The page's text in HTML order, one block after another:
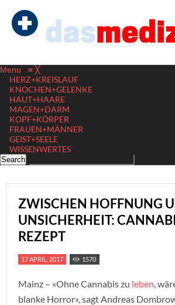
Menu ≡ ╳
HERZ+KREISLAUF
KNOCHEN+GELENKE
HAUT+HAARE
MAGEN+DARM
KOPF+KÖRPER
FRAUEN+MÄNNER
GEIST+SEELE
WISSENWERTES
ZWISCHEN HOFFNUNG
UNSICHERHEIT:
REZEPT
17 APRIL, 2017 1570
Mainz – «Ohne Cannabis zu leben,
blanke Horror», sagt Andreas